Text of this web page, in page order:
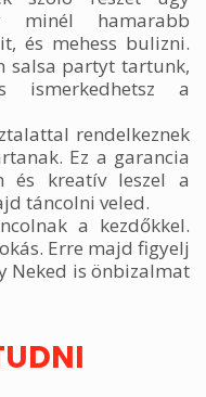
minél hamarabb
és mehess bulizni.
salsa partyt tartunk,
ismerkedhetsz a
rendelkeznek
Ez a garancia
és kreatív leszel a
táncolni veled.
a kezdőkkel.
Erre majd figyelj
Neked is önbizalmat